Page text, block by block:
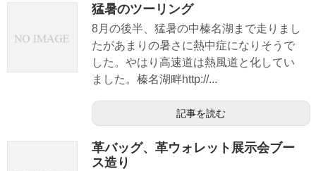
猛暑のツーリング
8月の後半、猛暑の中榛名湖まで走りまし
たがあまりの暑さに熱中症になりそうで
した。やはり高速道は熱風道と化してい
ました。榛名湖畔http://...
記事を読む
革バッグ、革ウォレット展示会ブー
ス造り